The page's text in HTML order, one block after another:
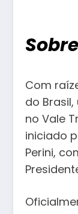
Com
do
no Vale
iniciado
Perini,